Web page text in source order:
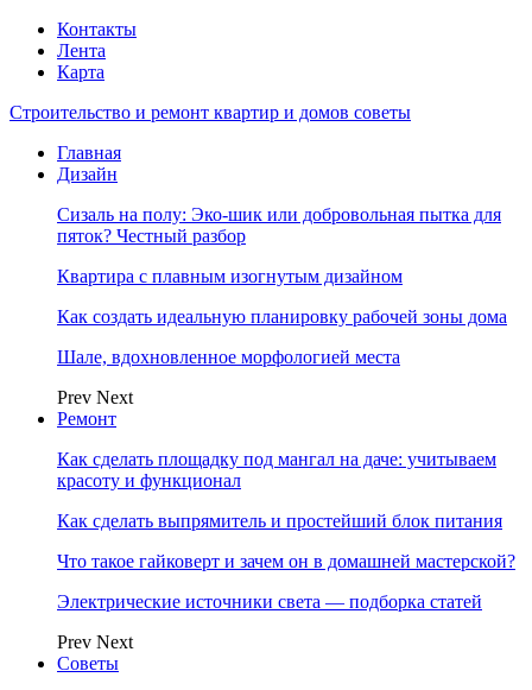
Контакты
Лента
Карта
Строительство и ремонт квартир и домов советы
Главная
Дизайн
Сизаль на полу: Эко-шик или добровольная пытка для
пяток? Честный разбор
Квартира с плавным изогнутым дизайном
Как создать идеальную планировку рабочей зоны дома
Шале, вдохновленное морфологией места
Prev Next
Ремонт
Как сделать площадку под мангал на даче: учитываем
красоту и функционал
Как сделать выпрямитель и простейший блок питания
Что такое гайковерт и зачем он в домашней мастерской?
Электрические источники света — подборка статей
Prev Next
Советы